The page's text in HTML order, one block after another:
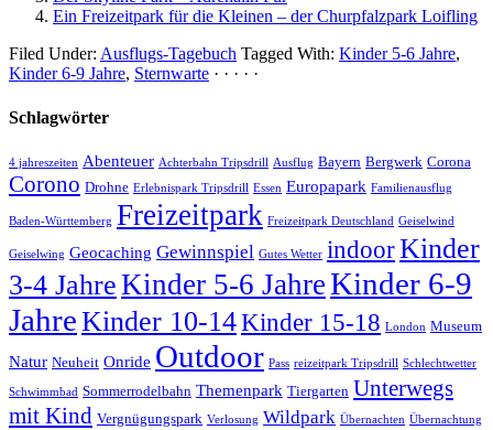
Ein Freizeitpark für die Kleinen – der Churpfalzpark Loifling
Filed Under: Ausflugs-Tagebuch Tagged With: Kinder 5-6 Jahre,
Kinder 6-9 Jahre, Sternwarte · · · · ·
Schlagwörter
4 jahreszeiten Abenteuer Achterbahn Tripsdrill Ausflug Bayern Bergwerk Corona
Corono Drohne Erlebnispark Tripsdrill Essen Europapark Familienausflug
Baden-Württemberg Freizeitpark Freizeitpark Deutschland Geiselwind
Geiselwing Geocaching Gewinnspiel Gutes Wetter indoorKinder
3-4 JahreKinder 5-6 JahreKinder 6-9
JahreKinder 10-14Kinder 15-18 London Museum
Natur Neuheit Onride Outdoor Pass reizeitpark Tripsdrill Schlechtwetter
Schwimmbad Sommerrodelbahn Themenpark Tiergarten Unterwegs
mit Kind Vergnügungspark Verlosung Wildpark Übernachten Übernachtung